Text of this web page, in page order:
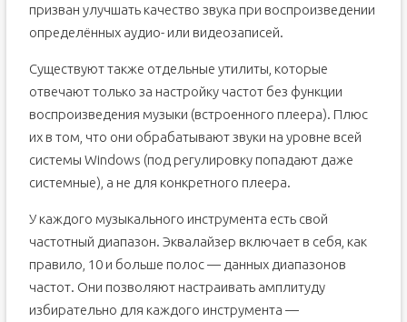
призван улучшать качество звука при воспроизведении
определённых аудио- или видеозаписей.
Существуют также отдельные утилиты, которые
отвечают только за настройку частот без функции
воспроизведения музыки (встроенного плеера). Плюс
их в том, что они обрабатывают звуки на уровне всей
системы Windows (под регулировку попадают даже
системные), а не для конкретного плеера.
У каждого музыкального инструмента есть свой
частотный диапазон. Эквалайзер включает в себя, как
правило, 10 и больше полос — данных диапазонов
частот. Они позволяют настраивать амплитуду
избирательно для каждого инструмента —